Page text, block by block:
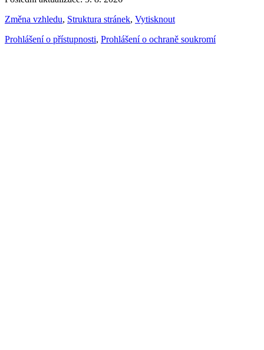
Změna vzhledu, Struktura stránek, Vytisknout
Prohlášení o přístupnosti, Prohlášení o ochraně soukromí